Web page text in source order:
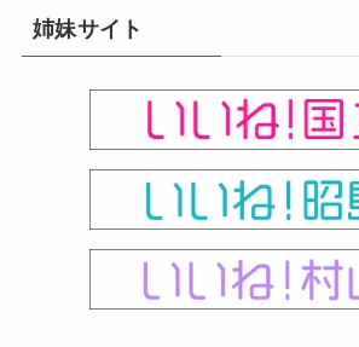
姉妹サイト